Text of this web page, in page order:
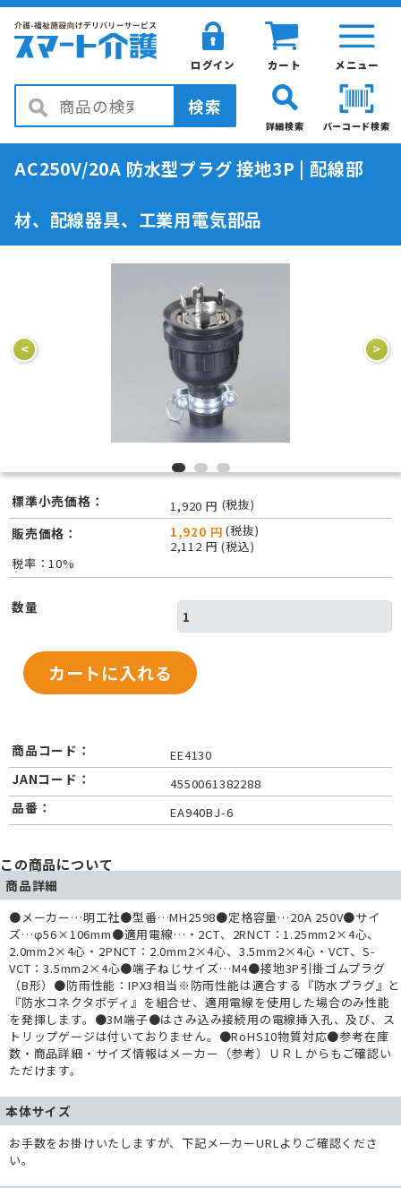
メニュー
カート
ログイン
検索
バーコード検索
詳細検索
AC250V/20A 防水型プラグ 接地3P | 配線部
材、配線器具、工業用電気部品
< >
標準小売価格： 1,920 円 (税抜)
販売価格： 1,920 円 (税抜)
2,112 円 (税込)
税率：10%
数量
商品コード： EE4130
JANコード： 4550061382288
品番： EA940BJ-6
この商品について
商品詳細
●メーカー…明工社●型番…MH2598●定格容量…20A 250V●サイ
ズ…φ56×106mm●適用電線…・2CT、2RNCT：1.25mm2×4心、
2.0mm2×4心・2PNCT：2.0mm2×4心、3.5mm2×4心・VCT、S-
VCT：3.5mm2×4心●端子ねじサイズ…M4●接地3P引掛ゴムプラグ
（B形）●防雨性能：IPX3相当※防雨性能は適合する『防水プラグ』と
『防水コネクタボディ』を組合せ、適用電線を使用した場合のみ性能
を発揮します。●3M端子●はさみ込み接続用の電線挿入孔、及び、ス
トリップゲージは付いておりません。●RoHS10物質対応●参考在庫
数・商品詳細・サイズ情報はメーカー（参考）ＵＲＬからもご確認い
ただけます。
本体サイズ
お手数をお掛けいたしますが、下記メーカーURLよりご確認くださ
い。